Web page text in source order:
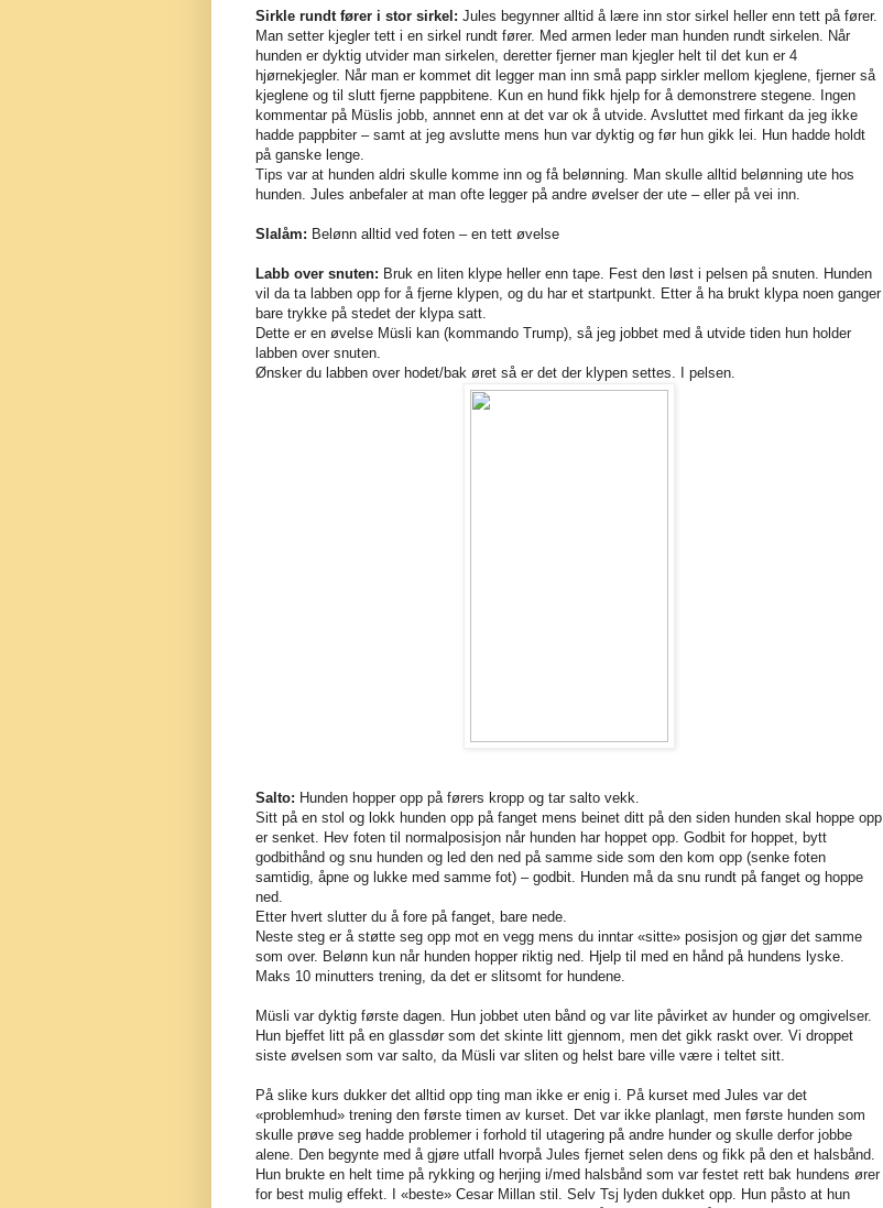
Sirkle rundt fører i stor sirkel: Jules begynner alltid å lære inn stor sirkel heller enn tett på fører.
Man setter kjegler tett i en sirkel rundt fører. Med armen leder man hunden rundt sirkelen. Når
hunden er dyktig utvider man sirkelen, deretter fjerner man kjegler helt til det kun er 4
hjørnekjegler. Når man er kommet dit legger man inn små papp sirkler mellom kjeglene, fjerner så
kjeglene og til slutt fjerne pappbitene. Kun en hund fikk hjelp for å demonstrere stegene. Ingen
kommentar på Müslis jobb, annnet enn at det var ok å utvide. Avsluttet med firkant da jeg ikke
hadde pappbiter – samt at jeg avslutte mens hun var dyktig og før hun gikk lei. Hun hadde holdt
på ganske lenge.
Tips var at hunden aldri skulle komme inn og få belønning. Man skulle alltid belønning ute hos
hunden. Jules anbefaler at man ofte legger på andre øvelser der ute – eller på vei inn.
Slalåm: Belønn alltid ved foten – en tett øvelse
Labb over snuten: Bruk en liten klype heller enn tape. Fest den løst i pelsen på snuten. Hunden
vil da ta labben opp for å fjerne klypen, og du har et startpunkt. Etter å ha brukt klypa noen ganger
bare trykke på stedet der klypa satt.
Dette er en øvelse Müsli kan (kommando Trump), så jeg jobbet med å utvide tiden hun holder
labben over snuten.
Ønsker du labben over hodet/bak øret så er det der klypen settes. I pelsen.
Salto: Hunden hopper opp på førers kropp og tar salto vekk.
Sitt på en stol og lokk hunden opp på fanget mens beinet ditt på den siden hunden skal hoppe opp
er senket. Hev foten til normalposisjon når hunden har hoppet opp. Godbit for hoppet, bytt
godbithånd og snu hunden og led den ned på samme side som den kom opp (senke foten
samtidig, åpne og lukke med samme fot) – godbit. Hunden må da snu rundt på fanget og hoppe
ned.
Etter hvert slutter du å fore på fanget, bare nede.
Neste steg er å støtte seg opp mot en vegg mens du inntar «sitte» posisjon og gjør det samme
som over. Belønn kun når hunden hopper riktig ned. Hjelp til med en hånd på hundens lyske.
Maks 10 minutters trening, da det er slitsomt for hundene.
Müsli var dyktig første dagen. Hun jobbet uten bånd og var lite påvirket av hunder og omgivelser.
Hun bjeffet litt på en glassdør som det skinte litt gjennom, men det gikk raskt over. Vi droppet
siste øvelsen som var salto, da Müsli var sliten og helst bare ville være i teltet sitt.
På slike kurs dukker det alltid opp ting man ikke er enig i. På kurset med Jules var det
«problemhud» trening den første timen av kurset. Det var ikke planlagt, men første hunden som
skulle prøve seg hadde problemer i forhold til utagering på andre hunder og skulle derfor jobbe
alene. Den begynte med å gjøre utfall hvorpå Jules fjernet selen dens og fikk på den et halsbånd.
Hun brukte en helt time på rykking og herjing i/med halsbånd som var festet rett bak hundens ører
for best mulig effekt. I «beste» Cesar Millan stil. Selv Tsj lyden dukket opp. Hun påsto at hun